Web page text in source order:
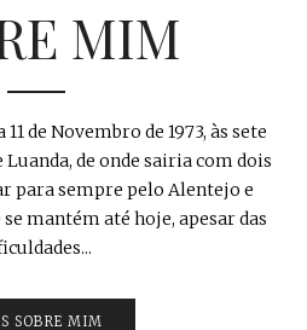
MIM
de Novembro de 1973, às sete
Luanda, de onde sairia com dois
para sempre pelo Alentejo e
mantém até hoje, apesar das
SOBRE MIM